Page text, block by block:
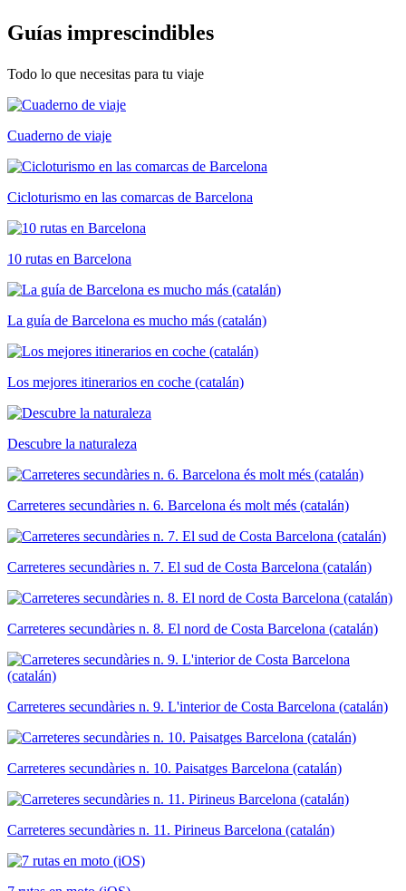
Guías imprescindibles
Todo lo que necesitas para tu viaje
Cuaderno de viaje
Cicloturismo en las comarcas de Barcelona
10 rutas en Barcelona
La guía de Barcelona es mucho más (catalán)
Los mejores itinerarios en coche (catalán)
Descubre la naturaleza
Carreteres secundàries n. 6. Barcelona és molt més (catalán)
Carreteres secundàries n. 7. El sud de Costa Barcelona (catalán)
Carreteres secundàries n. 8. El nord de Costa Barcelona (catalán)
Carreteres secundàries n. 9. L'interior de Costa Barcelona (catalán)
Carreteres secundàries n. 10. Paisatges Barcelona (catalán)
Carreteres secundàries n. 11. Pirineus Barcelona (catalán)